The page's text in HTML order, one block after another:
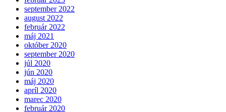
september 2022
august 2022
február 2022
máj 2021
október 2020
september 2020
júl 2020
jún 2020
máj 2020
apríl 2020
marec 2020
február 2020